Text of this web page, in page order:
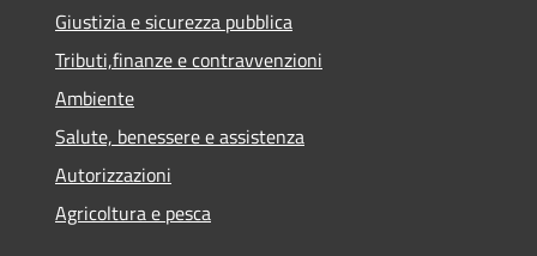
Giustizia e sicurezza pubblica
Tributi,finanze e contravvenzioni
Ambiente
Salute, benessere e assistenza
Autorizzazioni
Agricoltura e pesca